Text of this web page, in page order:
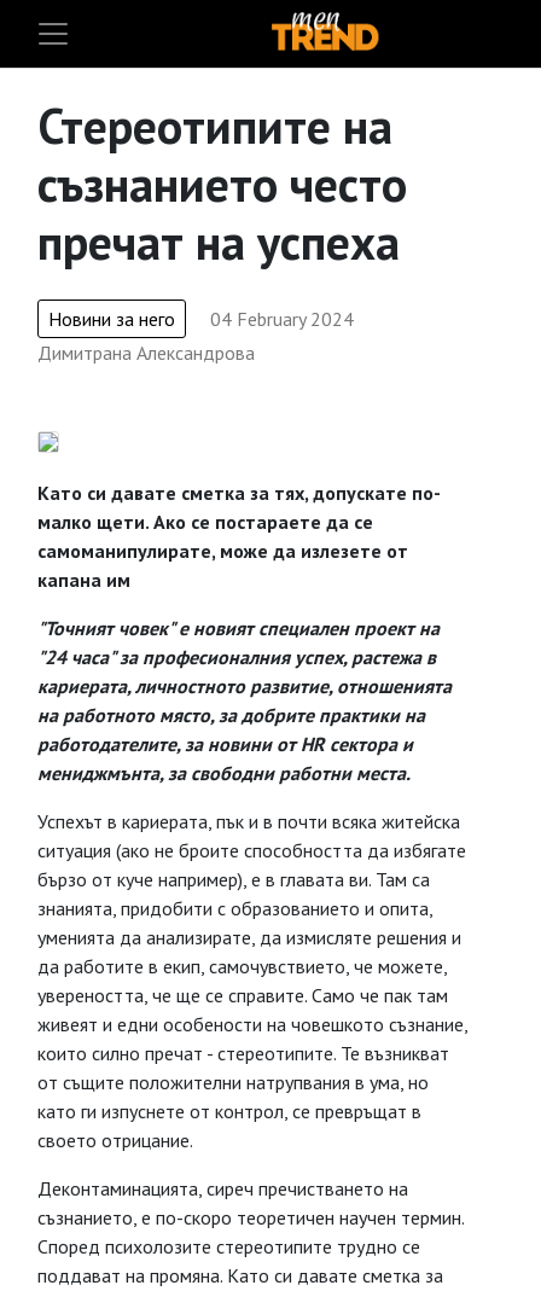
Стереотипите на
съзнанието често
пречат на успеха
Новини за него
04 February 2024
Димитрана Александрова
Като си давате сметка за тях, допускате по-
малко щети. Ако се постараете да се
самоманипулирате, може да излезете от
капана им
"Точният човек" е новият специален проект на
"24 часа" за професионалния успех, растежа в
кариерата, личностното развитие, отношенията
на работното място, за добрите практики на
работодателите, за новини от HR сектора и
мениджмънта, за свободни работни места.
Успехът в кариерата, пък и в почти всяка житейска
ситуация (ако не броите способността да избягате
бързо от куче например), е в главата ви. Там са
знанията, придобити с образованието и опита,
уменията да анализирате, да измисляте решения и
да работите в екип, самочувствието, че можете,
увереността, че ще се справите. Само че пак там
живеят и едни особености на човешкото съзнание,
които силно пречат - стереотипите. Те възникват
от същите положителни натрупвания в ума, но
като ги изпуснете от контрол, се превръщат в
своето отрицание.
Деконтаминацията, сиреч пречистването на
съзнанието, е по-скоро теоретичен научен термин.
Според психолозите стереотипите трудно се
поддават на промяна. Като си давате сметка за